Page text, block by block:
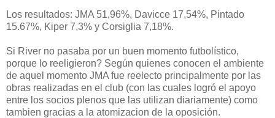
Los resultados: JMA 51,96%, Davicce 17,54%, Pintado
15.67%, Kiper 7,3% y Corsiglia 7,18%.
Si River no pasaba por un buen momento futbolístico,
porque lo reeligieron? Según quienes conocen el ambiente
de aquel momento JMA fue reelecto principalmente por las
obras realizadas en el club (con las cuales logró el apoyo
entre los socios plenos que las utilizan diariamente) como
tambien gracias a la atomizacion de la oposición.